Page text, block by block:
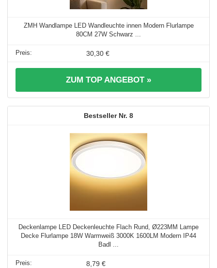
ZMH Wandlampe LED Wandleuchte innen Modern Flurlampe
80CM 27W Schwarz ...
30,30 €
ZUM TOP ANGEBOT »
8
Deckenlampe LED Deckenleuchte Flach Rund, Ø223MM Lampe
Decke Flurlampe 18W Warmweiß 3000K 1600LM Modern IP44
Badl ...
8,79 €